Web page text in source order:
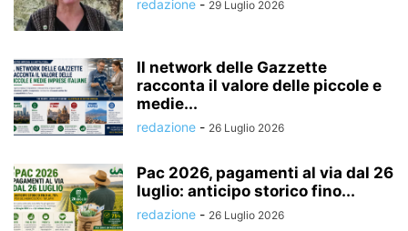
redazione - 29 Luglio 2026
Il network delle Gazzette
racconta il valore delle piccole e
medie...
redazione - 26 Luglio 2026
Pac 2026, pagamenti al via dal 26
luglio: anticipo storico fino...
redazione - 26 Luglio 2026